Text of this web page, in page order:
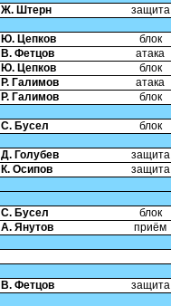
Ж. Штерн защита
Ю. Цепков
блок
В. Фетцов
атака
Ю. Цепков
блок
Р. Галимов
атака
Р. Галимов блок
С. Бусел блок
Д. Голубев
защита
К. Осипов защита
С. Бусел
блок
А. Янутов приём
В. Фетцов защита